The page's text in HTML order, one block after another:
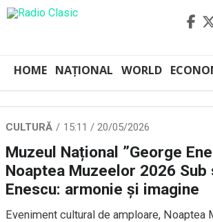
HOME NAȚIONAL WORLD
CULTURĂ 15:11 / 20/05/2026
Muzeul Național ”George
Noaptea Muzeelor 2026 Sub
Enescu: armonie și imagine
Eveniment cultural de amploare, Noaptea